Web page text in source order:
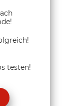
testen!